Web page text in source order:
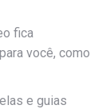
fica
você, como
e guias